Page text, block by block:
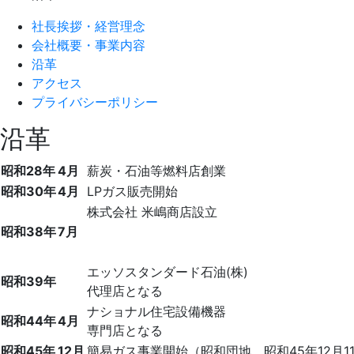
社長挨拶・経営理念
会社概要・事業内容
沿革
アクセス
プライバシーポリシー
沿革
昭和28年4月
薪炭・石油等燃料店創業
昭和30年4月 LPガス販売開始
昭和38年7月
株式会社 米嶋商店設立
昭和39年
エッソスタンダード石油(株)
代理店となる
昭和44年4月
ナショナル住宅設備機器
専門店となる
昭和45年12月 簡易ガス事業開始（昭和団地 昭和45年12月